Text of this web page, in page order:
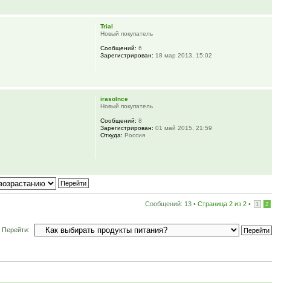
Trial
Новый покупатель
Сообщений: 6
Зарегистрирован: 18 мар 2013, 15:02
irasolnce
Новый покупатель
Сообщений: 8
Зарегистрирован: 01 май 2015, 21:59
Откуда: Россия
Сообщений: 13 • Страница 2 из 2 • 1 2
Перейти: